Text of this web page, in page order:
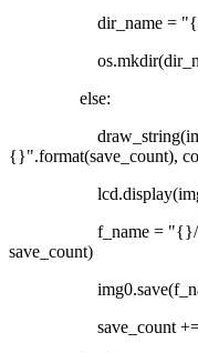
dir_name = "{}/
else:
draw_string(img,
{}".format(save_count),
f_name = "{}/{}/
save_count)
save_count +=